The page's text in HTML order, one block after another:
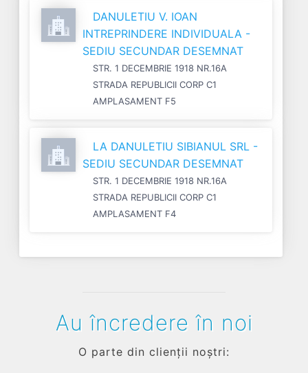
DANULETIU V. IOAN
INTREPRINDERE INDIVIDUALA -
SEDIU SECUNDAR DESEMNAT
STR. 1 DECEMBRIE 1918 NR.16A
STRADA REPUBLICII CORP C1
AMPLASAMENT F5
LA DANULETIU SIBIANUL SRL -
SEDIU SECUNDAR DESEMNAT
STR. 1 DECEMBRIE 1918 NR.16A
STRADA REPUBLICII CORP C1
AMPLASAMENT F4
Au încredere în noi
O parte din clienții noștri: